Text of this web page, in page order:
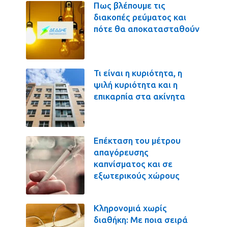
Πως βλέπουμε τις
διακοπές ρεύματος και
πότε θα αποκατασταθούν
Τι είναι η κυριότητα, η
ψιλή κυριότητα και η
επικαρπία στα ακίνητα
Επέκταση του μέτρου
απαγόρευσης
καπνίσματος και σε
εξωτερικούς χώρους
Κληρονομιά χωρίς
διαθήκη: Με ποια σειρά